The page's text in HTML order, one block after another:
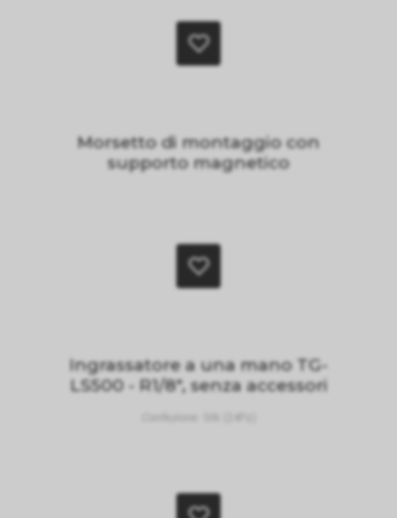
Morsetto di montaggio con
supporto magnetico
Ingrassatore a una mano TG-
LS500 - R1/8", senza accessori